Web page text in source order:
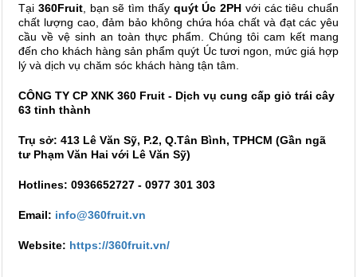
Tại 360Fruit, bạn sẽ tìm thấy quýt Úc 2PH với các tiêu chuẩn
chất lượng cao, đảm bảo không chứa hóa chất và đạt các yêu
cầu về vệ sinh an toàn thực phẩm. Chúng tôi cam kết mang
đến cho khách hàng sản phẩm quýt Úc tươi ngon, mức giá hợp
lý và dịch vụ chăm sóc khách hàng tận tâm.
CÔNG TY CP XNK 360 Fruit - Dịch vụ cung cấp giỏ trái cây
63 tỉnh thành
Trụ sở: 413 Lê Văn Sỹ, P.2, Q.Tân Bình, TPHCM (Gần ngã
tư Phạm Văn Hai với Lê Văn Sỹ)
Hotlines: 0936652727 - 0977 301 303
Email: info@360fruit.vn
Website: https://360fruit.vn/